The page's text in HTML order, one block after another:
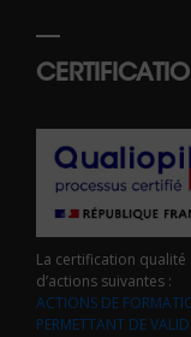
La certification
d’actions suivantes :
ACTIONS DE
PERMETTANT DE